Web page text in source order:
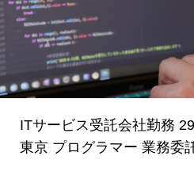
ITサービス受託会社勤務
東京 プログラマー 業務委